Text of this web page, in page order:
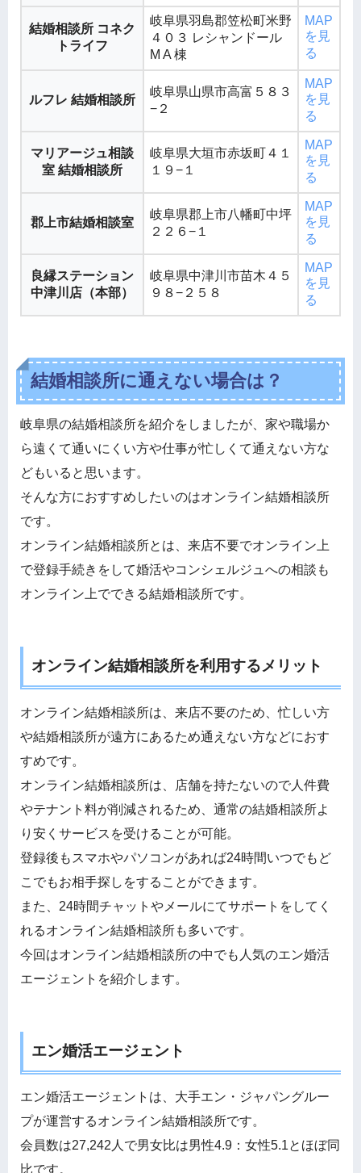
結婚相談所 コネク
トライフ
岐阜県羽島郡笠松町米野
４０３ レシャンドール
M A 棟
MAP
を見
る
ルフレ 結婚相談所
岐阜県山県市高富５８３
−２
MAP
を見
る
マリアージュ相談
室 結婚相談所
岐阜県大垣市赤坂町４１
１９−１
MAP
を見
る
郡上市結婚相談室
岐阜県郡上市八幡町中坪
２２６−１
MAP
を見
る
良縁ステーション
中津川店（本部）
岐阜県中津川市苗木４５
９８−２５８
MAP
を見
る
結婚相談所に通えない場合は？
岐阜県の結婚相談所を紹介をしましたが、家や職場か
ら遠くて通いにくい方や仕事が忙しくて通えない方な
どもいると思います。
そんな方におすすめしたいのはオンライン結婚相談所
です。
オンライン結婚相談所とは、来店不要でオンライン上
で登録手続きをして婚活やコンシェルジュへの相談も
オンライン上でできる結婚相談所です。
オンライン結婚相談所を利用するメリット
オンライン結婚相談所は、来店不要のため、忙しい方
や結婚相談所が遠方にあるため通えない方などにおす
すめです。
オンライン結婚相談所は、店舗を持たないので人件費
やテナント料が削減されるため、通常の結婚相談所よ
り安くサービスを受けることが可能。
登録後もスマホやパソコンがあれば24時間いつでもど
こでもお相手探しをすることができます。
また、24時間チャットやメールにてサポートをしてく
れるオンライン結婚相談所も多いです。
今回はオンライン結婚相談所の中でも人気のエン婚活
エージェントを紹介します。
エン婚活エージェント
エン婚活エージェントは、大手エン・ジャパングルー
プが運営するオンライン結婚相談所です。
会員数は27,242人で男女比は男性4.9：女性5.1とほぼ同
比です。